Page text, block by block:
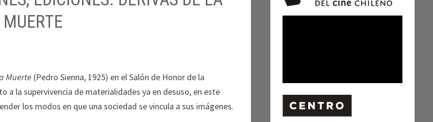
Muerte (Pedro Sienna, 1925) en el Salón de Honor de la
a la supervivencia de materialidades ya en desuso, en este
los modos en que una sociedad se vincula a sus imágenes.